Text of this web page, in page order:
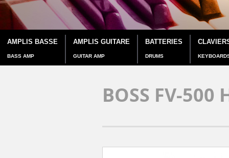
AMPLIS BASSE
BASS AMP
AMPLIS GUITARE
GUITAR AMP
BATTERIES
DRUMS
BOSS FV-500